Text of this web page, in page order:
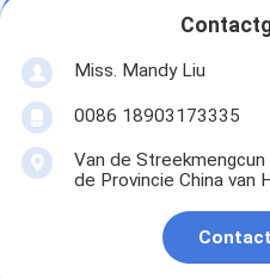
Miss. Mandy Liu
0086 18903173335
Van de
de Provincie China van